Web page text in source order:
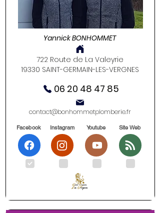
Yannick BONHOMMET
722 Route de La Valeyrie
19330 SAINT-GERMAIN-LES-VERGNES
06 20 48 47 85
contact@bonhommetplomberie.fr
Facebook Instagram Youtube Site Web